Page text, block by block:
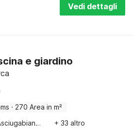
Vedi dettagli
e giardino
· 270 Area in m²
Asciugabiancheria
+ 33 altro